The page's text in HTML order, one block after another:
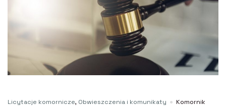
Licytacje komornicze, Obwieszczenia i komunikaty
Komornik